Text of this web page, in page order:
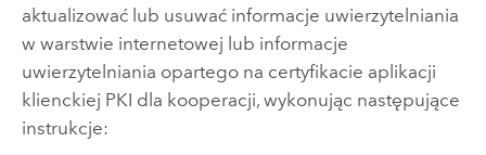
aktualizować lub usuwać informacje uwierzytelniania
w warstwie internetowej lub informacje
uwierzytelniania opartego na certyfikacie aplikacji
klienckiej PKI dla kooperacji, wykonując następujące
instrukcje: